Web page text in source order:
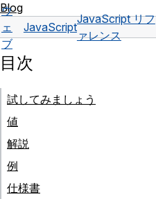
Blog
ウ
ェ
ブ
JavaScript
JavaScript リフ
ァレンス
目次
試してみましょう
値
解説
例
仕様書